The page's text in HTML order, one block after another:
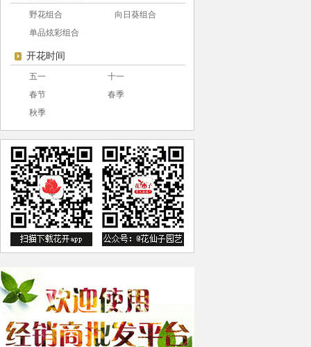
野花组合
向日葵组合
单品炫彩组合
开花时间
五一
十一
春节
春季
秋季